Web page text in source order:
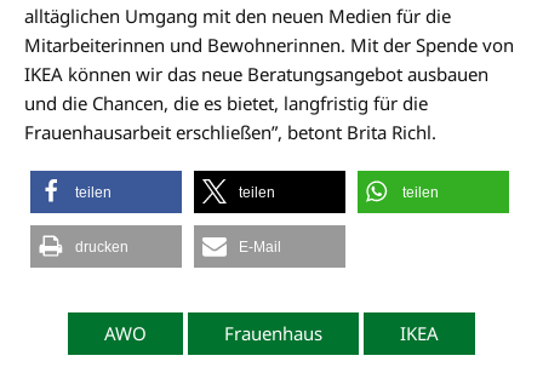
alltäglichen Umgang mit den neuen Medien für die
Mitarbeiterinnen und Bewohnerinnen. Mit der Spende von
IKEA können wir das neue Beratungsangebot ausbauen
und die Chancen, die es bietet, langfristig für die
Frauenhausarbeit erschließen”, betont Brita Richl.
teilen teilen teilen
drucken E-Mail
AWO Frauenhaus IKEA